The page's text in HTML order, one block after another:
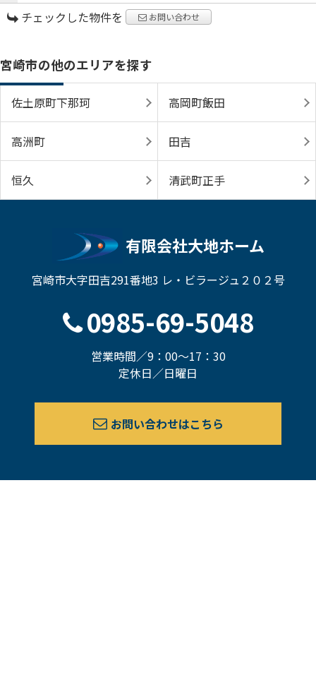
チェックした物件を お問い合わせ
宮崎市の他のエリアを探す
佐土原町下那珂 高岡町飯田
高洲町 田吉
恒久 清武町正手
有限会社大地ホーム
宮崎市大字田吉291番地3 レ・ビラージュ２０２号
0985-69-5048
営業時間／9：00～17：30
定休日／日曜日
お問い合わせはこちら